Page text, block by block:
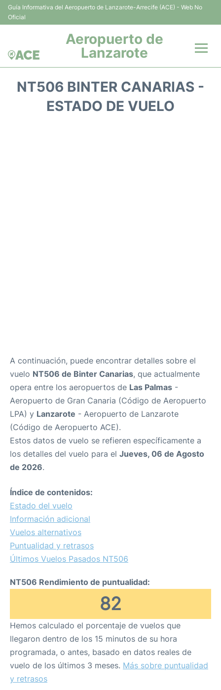
Guía Informativa del Aeropuerto de Lanzarote-Arrecife (ACE) - Web No
Oficial
Aeropuerto de
Lanzarote
NT506 BINTER CANARIAS -
ESTADO DE VUELO
A continuación, puede encontrar detalles sobre el
vuelo NT506 de Binter Canarias, que actualmente
opera entre los aeropuertos de Las Palmas -
Aeropuerto de Gran Canaria (Código de Aeropuerto
LPA) y Lanzarote - Aeropuerto de Lanzarote
(Código de Aeropuerto ACE).
Estos datos de vuelo se refieren específicamente a
los detalles del vuelo para el Jueves, 06 de Agosto
de 2026.
Índice de contenidos:
Estado del vuelo
Información adicional
Vuelos alternativos
Puntualidad y retrasos
Últimos Vuelos Pasados NT506
NT506 Rendimiento de puntualidad:
82
Hemos calculado el porcentaje de vuelos que
llegaron dentro de los 15 minutos de su hora
programada, o antes, basado en datos reales de
vuelo de los últimos 3 meses. Más sobre puntualidad
y retrasos